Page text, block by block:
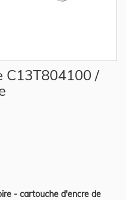
C13T804100 /
- cartouche d'encre de